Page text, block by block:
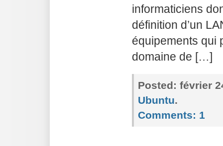
informaticiens
définition d’un
équipements qui
domaine de […]
Posted: février
Ubuntu.
Comments: 1